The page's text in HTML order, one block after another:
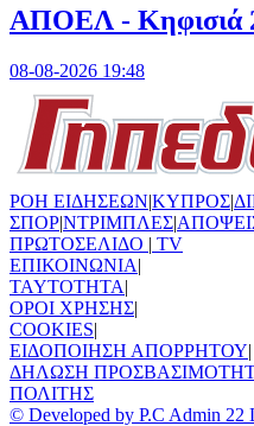
ΑΠΟΕΛ - Κηφισιά
08-08-2026 19:48
ΡΟΗ ΕΙΔΗΣΕΩΝ|ΚΥΠΡΟΣ|
ΣΠΟΡ|ΝΤΡΙΜΠΛΕΣ|
ΠΡΩΤΟΣΕΛΙΔΟ | TV
ΕΠΙΚΟΙΝΩΝΙΑ|
TAYTOTHTA|
ΟΡΟΙ ΧΡΗΣΗΣ|
COOKIES|
ΕΙΔΟΠΟΙΗΣΗ ΑΠΟΡΡΗΤΟΥ|
ΔΗΛΩΣΗ
ΠΟΛΙΤΗΣ
© Developed by P.C Admin 22